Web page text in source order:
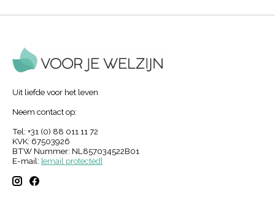
Uit liefde voor het leven
Neem contact op:
Tel: +31 (0) 88 011 11 72
KVK: 67503926
BTW Nummer: NL857034522B01
E-mail: [email protected]